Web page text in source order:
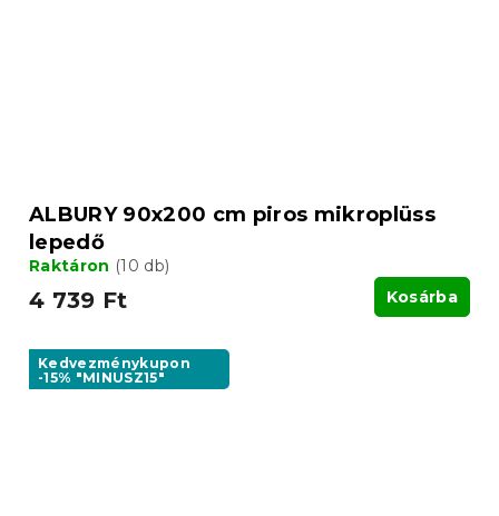
ALBURY 90x200 cm piros mikroplüss
lepedő
Raktáron (10 db)
4 739 Ft Kosárba
Kedvezménykupon
-15% "MINUSZ15"